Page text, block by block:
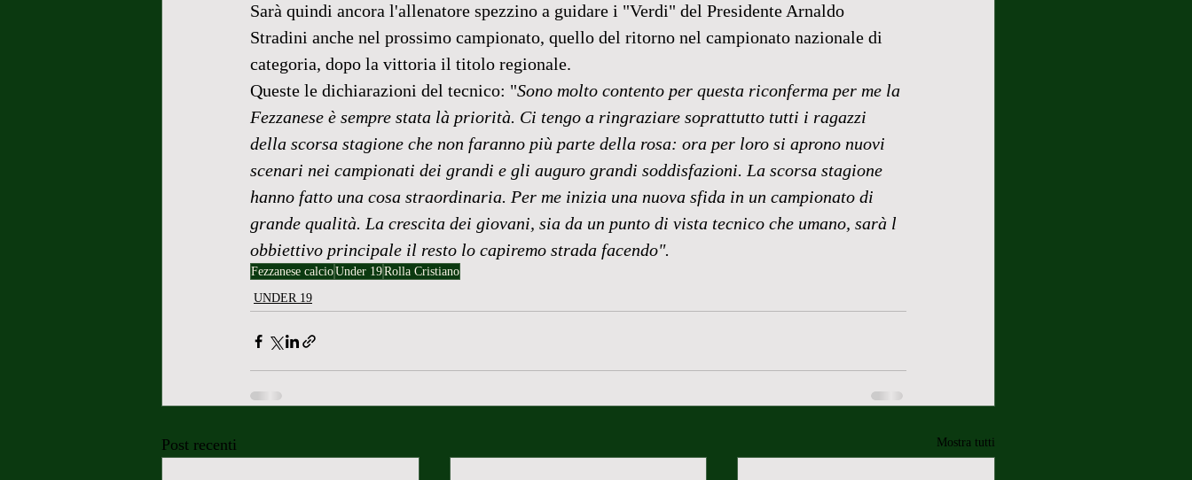
Sarà quindi ancora l'allenatore spezzino a guidare i "Verdi" del Presidente Arnaldo
Stradini anche nel prossimo campionato, quello del ritorno nel campionato nazionale di
categoria, dopo la vittoria il titolo regionale.
Queste le dichiarazioni del tecnico: "Sono molto contento per questa riconferma per me la
Fezzanese è sempre stata là priorità. Ci tengo a ringraziare soprattutto tutti i ragazzi
della scorsa stagione che non faranno più parte della rosa: ora per loro si aprono nuovi
scenari nei campionati dei grandi e gli auguro grandi soddisfazioni. La scorsa stagione
hanno fatto una cosa straordinaria. Per me inizia una nuova sfida in un campionato di
grande qualità. La crescita dei giovani, sia da un punto di vista tecnico che umano, sarà l
obbiettivo principale il resto lo capiremo strada facendo".
Fezzanese calcioUnder 19Rolla Cristiano
UNDER 19
Post recenti Mostra tutti